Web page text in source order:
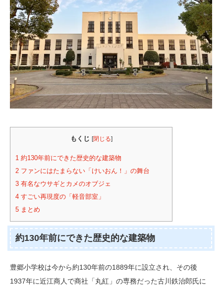
もくじ [閉じる]
1 約130年前にできた歴史的な建築物
2 ファンにはたまらない「けいおん！」の舞台
3 有名なウサギとカメのオブジェ
4 すごい再現度の「軽音部室」
5 まとめ
約130年前にできた歴史的な建築物
豊郷小学校は今から約130年前の1889年に設立され、その後
1937年に近江商人で商社「丸紅」の専務だった古川鉄治郎氏に